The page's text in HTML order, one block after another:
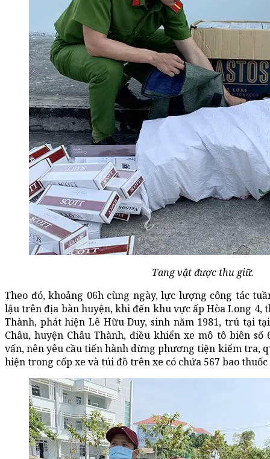
Tang vật được thu giữ.
Theo đó, khoảng 06h cùng ngày, lực lượng công tác
lậu trên địa bàn huyện, khi đến khu vực ấp Hòa Long 4,
Thành, phát hiện Lê Hữu Duy, sinh năm 1981, trú tại
Châu, huyện Châu Thành, điều khiển xe mô tô biên số
vấn, nên yêu cầu tiến hành dừng phương tiện kiểm tra,
hiện trong cốp xe và túi đồ trên xe có chứa 567 bao